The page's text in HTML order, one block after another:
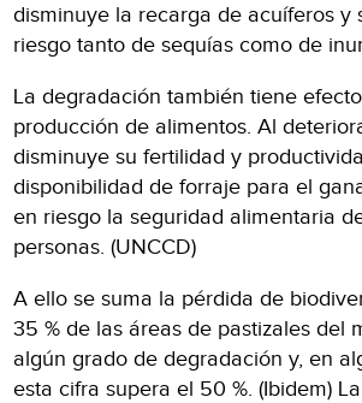
disminuye la recarga de acuíferos y
riesgo tanto de sequías como de
La degradación también tiene
producción de alimentos. Al
disminuye su fertilidad y
disponibilidad de forraje para el
en riesgo la seguridad alimentaria
personas. (UNCCD)
A ello se suma la pérdida de
35 % de las áreas de pastizales del
algún grado de degradación y, en
esta cifra supera el 50 %. (Ibidem)